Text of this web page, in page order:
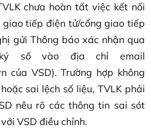
chưa hoàn tất việc kết nối
tiếp điện tử/cổng giao tiếp
gửi Thông báo xác nhận qua
số vào địa chỉ email
của VSD). Trường hợp không
sai lệch số liệu, TVLK phải
nêu rõ các thông tin sai sót
VSD điều chỉnh.